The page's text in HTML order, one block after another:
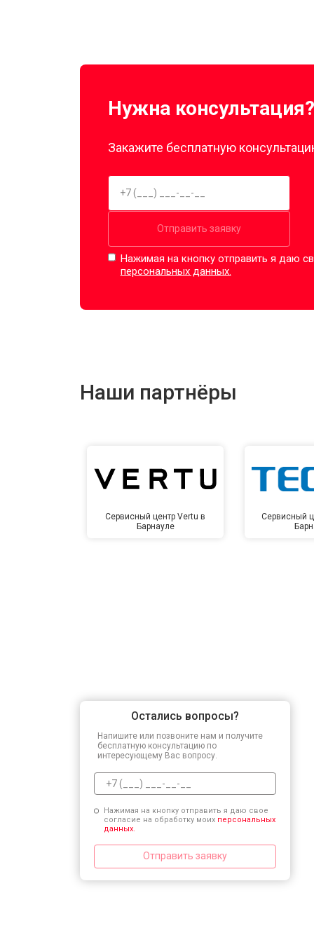
Нужна консультация?
Закажите бесплатную
Отправить заявку
Нажимая на кнопку отправить я даю
персональных данных.
Наши партнёры
Сервисный центр Vertu в
Барнауле
Сервисный
Остались вопросы?
Напишите или позвоните нам и получите
бесплатную консультацию по
интересующему Вас вопросу.
Нажимая на кнопку отправить я даю свое
согласие на обработку моих персональных
данных.
Отправить заявку